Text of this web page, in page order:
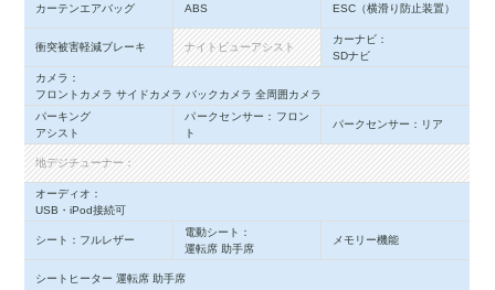
カーテンエアバッグ ABS ESC（横滑り防止装置）
衝突被害軽減ブレーキ ナイトビューアシスト
カーナビ：
SDナビ
カメラ：
フロントカメラ サイドカメラ バックカメラ 全周囲カメラ
パーキング
アシスト
パークセンサー：フロン
ト
パークセンサー：リア
地デジチューナー：
オーディオ：
USB・iPod接続可
シート：フルレザー
電動シート：
運転席 助手席
メモリー機能
シートヒーター 運転席 助手席